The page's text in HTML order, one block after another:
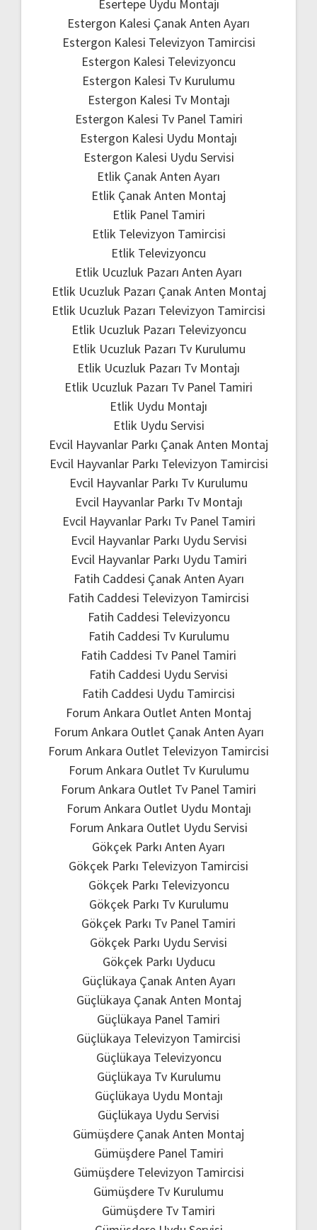
Esertepe Uydu Montajı
Estergon Kalesi Çanak Anten Ayarı
Estergon Kalesi Televizyon Tamircisi
Estergon Kalesi Televizyoncu
Estergon Kalesi Tv Kurulumu
Estergon Kalesi Tv Montajı
Estergon Kalesi Tv Panel Tamiri
Estergon Kalesi Uydu Montajı
Estergon Kalesi Uydu Servisi
Etlik Çanak Anten Ayarı
Etlik Çanak Anten Montaj
Etlik Panel Tamiri
Etlik Televizyon Tamircisi
Etlik Televizyoncu
Etlik Ucuzluk Pazarı Anten Ayarı
Etlik Ucuzluk Pazarı Çanak Anten Montaj
Etlik Ucuzluk Pazarı Televizyon Tamircisi
Etlik Ucuzluk Pazarı Televizyoncu
Etlik Ucuzluk Pazarı Tv Kurulumu
Etlik Ucuzluk Pazarı Tv Montajı
Etlik Ucuzluk Pazarı Tv Panel Tamiri
Etlik Uydu Montajı
Etlik Uydu Servisi
Evcil Hayvanlar Parkı Çanak Anten Montaj
Evcil Hayvanlar Parkı Televizyon Tamircisi
Evcil Hayvanlar Parkı Tv Kurulumu
Evcil Hayvanlar Parkı Tv Montajı
Evcil Hayvanlar Parkı Tv Panel Tamiri
Evcil Hayvanlar Parkı Uydu Servisi
Evcil Hayvanlar Parkı Uydu Tamiri
Fatih Caddesi Çanak Anten Ayarı
Fatih Caddesi Televizyon Tamircisi
Fatih Caddesi Televizyoncu
Fatih Caddesi Tv Kurulumu
Fatih Caddesi Tv Panel Tamiri
Fatih Caddesi Uydu Servisi
Fatih Caddesi Uydu Tamircisi
Forum Ankara Outlet Anten Montaj
Forum Ankara Outlet Çanak Anten Ayarı
Forum Ankara Outlet Televizyon Tamircisi
Forum Ankara Outlet Tv Kurulumu
Forum Ankara Outlet Tv Panel Tamiri
Forum Ankara Outlet Uydu Montajı
Forum Ankara Outlet Uydu Servisi
Gökçek Parkı Anten Ayarı
Gökçek Parkı Televizyon Tamircisi
Gökçek Parkı Televizyoncu
Gökçek Parkı Tv Kurulumu
Gökçek Parkı Tv Panel Tamiri
Gökçek Parkı Uydu Servisi
Gökçek Parkı Uyducu
Güçlükaya Çanak Anten Ayarı
Güçlükaya Çanak Anten Montaj
Güçlükaya Panel Tamiri
Güçlükaya Televizyon Tamircisi
Güçlükaya Televizyoncu
Güçlükaya Tv Kurulumu
Güçlükaya Uydu Montajı
Güçlükaya Uydu Servisi
Gümüşdere Çanak Anten Montaj
Gümüşdere Panel Tamiri
Gümüşdere Televizyon Tamircisi
Gümüşdere Tv Kurulumu
Gümüşdere Tv Tamiri